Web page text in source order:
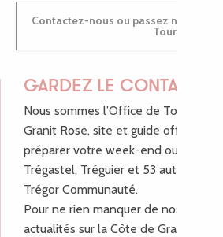
Contactez-nous ou passez nous voir dans nos Offices de
Tourisme
GARDEZ LE CONTACT !
Nous sommes l’Office de Tourisme
Granit Rose, site et guide officiel
préparer votre week-end ou vos
Trégastel, Tréguier et 53 autres
Trégor Communauté.
Pour ne rien manquer de nos bons
actualités sur la Côte de Granit